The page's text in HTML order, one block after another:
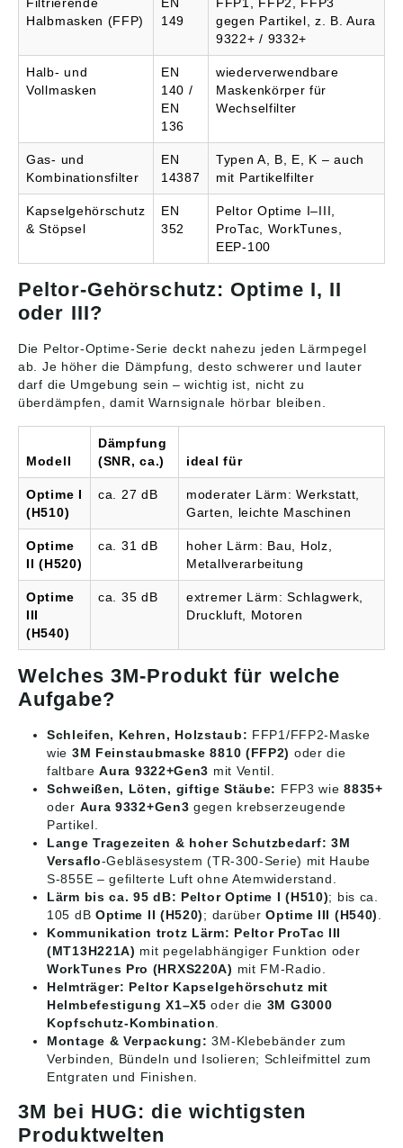
Halbmasken (FFP)
149
gegen Partikel, z. B. Aura
9322+ / 9332+
Halb- und
Vollmasken
EN
140 /
EN
136
wiederverwendbare
Maskenkörper für
Wechselfilter
Gas- und
Kombinationsfilter
EN
14387
Typen A, B, E, K – auch
mit Partikelfilter
Kapselgehörschutz
& Stöpsel
EN
352
Peltor Optime I–III,
ProTac, WorkTunes,
EEP-100
Peltor-Gehörschutz: Optime I, II
oder III?
Die Peltor-Optime-Serie deckt nahezu jeden Lärmpegel
ab. Je höher die Dämpfung, desto schwerer und lauter
darf die Umgebung sein – wichtig ist, nicht zu
überdämpfen, damit Warnsignale hörbar bleiben.
Modell
Dämpfung
(SNR, ca.)
ideal für
Optime I
(H510)
ca. 27 dB
moderater Lärm: Werkstatt,
Garten, leichte Maschinen
Optime
II (H520)
ca. 31 dB
hoher Lärm: Bau, Holz,
Metallverarbeitung
Optime
III
(H540)
ca. 35 dB
extremer Lärm: Schlagwerk,
Druckluft, Motoren
Welches 3M-Produkt für welche
Aufgabe?
Schleifen, Kehren, Holzstaub: FFP1/FFP2-Maske
wie 3M Feinstaubmaske 8810 (FFP2) oder die
faltbareAura 9322+Gen3 mit Ventil.
Schweißen, Löten, giftige Stäube: FFP3 wie8835+
oder Aura 9332+Gen3 gegen krebserzeugende
Partikel.
Lange Tragezeiten & hoher Schutzbedarf: 3M
Versaflo-Gebläsesystem (TR-300-Serie) mit Haube
S-855E – gefilterte Luft ohne Atemwiderstand.
Lärm bis ca. 95 dB: Peltor Optime I (H510); bis ca.
105 dB Optime II (H520); darüberOptime III (H540)
Kommunikation trotz Lärm: Peltor ProTac III
(MT13H221A) mit pegelabhängiger Funktion oder
WorkTunes Pro (HRXS220A) mit FM-Radio.
Helmträger: Peltor Kapselgehörschutz mit
Helmbefestigung X1–X5 oder die 3M G3000
Kopfschutz-Kombination
Montage & Verpackung: 3M-Klebebänder zum
Verbinden, Bündeln und Isolieren; Schleifmittel zum
Entgraten und Finishen.
3M bei HUG: die wichtigsten
Produktwelten